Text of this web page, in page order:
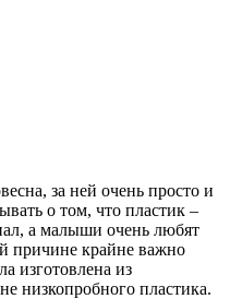
за ней очень просто и
о том, что пластик –
а малыши очень любят
причине крайне важно
изготовлена из
низкопробного пластика.